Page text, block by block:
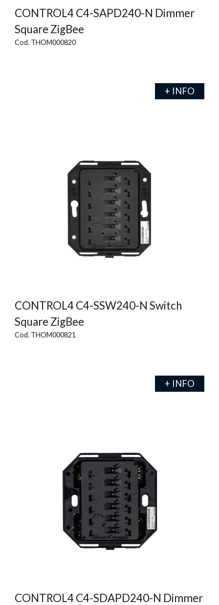
CONTROL4 C4-SAPD240-N Dimmer
Square ZigBee
Cod. THOM000820
+ INFO
CONTROL4 C4-SSW240-N Switch
Square ZigBee
Cod. THOM000821
+ INFO
CONTROL4 C4-SDAPD240-N Dimmer